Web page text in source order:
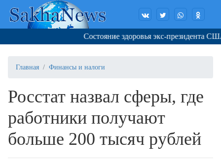
Состояние здоровья экс-президента США
Главная Финансы и налоги
Росстат назвал сферы, где
работники получают
больше 200 тысяч рублей